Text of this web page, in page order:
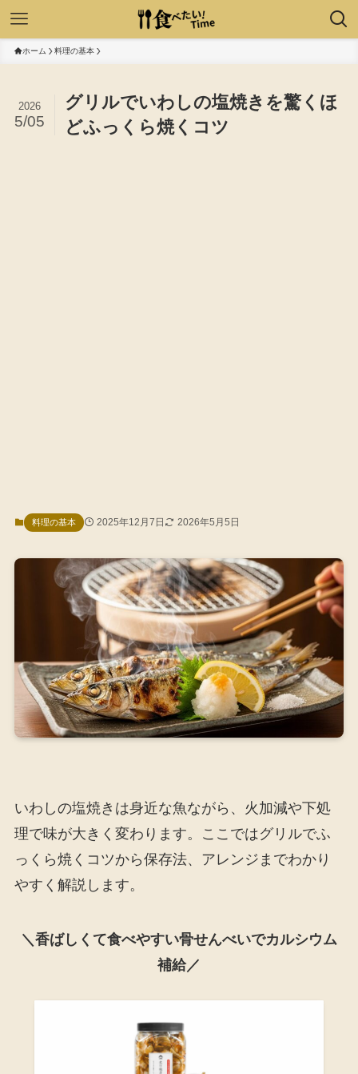
ホーム 料理の基本
グリルでいわしの塩焼きを驚くほ
どふっくら焼くコツ
2026
5/05
料理の基本 2025年12月7日 2026年5月5日
いわしの塩焼きは身近な魚ながら、火加減や下処
理で味が大きく変わります。ここではグリルでふ
っくら焼くコツから保存法、アレンジまでわかり
やすく解説します。
＼香ばしくて食べやすい骨せんべいでカルシウム
補給／